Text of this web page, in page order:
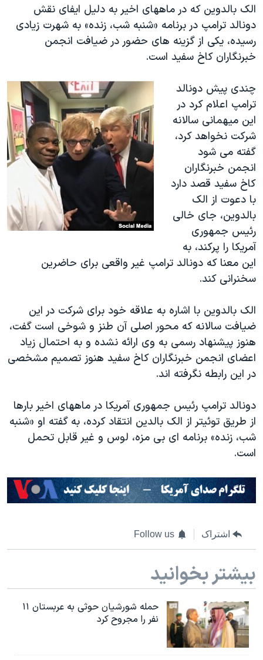
الک بالدوین که در ماههای اخیر به دلیل ایفای نقش
دونالد ترامپ در برنامه «شنبه شب، زنده» به شهرت زیادی
رسیده، یکی از گزینه های حضور در ضیافت انجمن
خبرنگاران کاخ سفید است.
چندی پیش دونالد
ترامپ اعلام کرد در
این میهمانی سالانه
شرکت نخواهد کرد،
گفته می شود
انجمن خبرنگاران
کاخ سفید قصد دارد
با دعوت از الک
بالدوین، جای خالی
رئیس جمهوری
آمریکا را پرکند، به
این معنا که دونالد ترامپ غیر واقعی برای حاضرین
سخنرانی کند.
الک بالدوین با اشاره به علاقه خود برای شرکت در این
ضیافت سالانه که محور اصلی آن طنز و شوخی است گفت،
هنوز پیشنهاد رسمی به وی ارائه نشده و به احتمال زیاد
اعضای انجمن خبرنگاران کاخ سفید هنوز تصمیم مشخصی
در این رابطه نگرفته اند.
دونالد ترامپ رئیس جمهوری آمریکا در ماههای اخیر بارها
از طریق توئیتر از الک بالدین انتقاد کرده، به گفته او «شنبه
شب، زنده» برنامه ای بی مزه، لوس و غیر قابل تحمل
است.
اشتراک Follow us
بیشتر بخوانید
حمله شورشیان حوثی به عربستان ۱۱
نفر را مجروح کرد